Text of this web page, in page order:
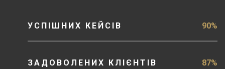
УСПІШНИХ КЕЙСІВ 90%
ЗАДОВОЛЕНИХ КЛІЄНТІВ 87%